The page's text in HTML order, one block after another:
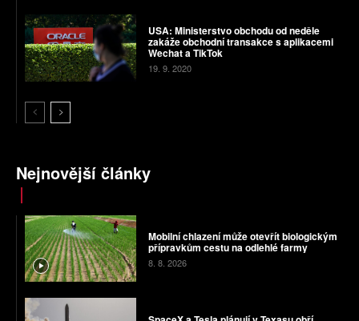
USA: Ministerstvo obchodu od neděle
zakáže obchodní transakce s aplikacemi
Wechat a TikTok
19. 9. 2020
Nejnovější články
Mobilní chlazení může otevřít biologickým
přípravkům cestu na odlehlé farmy
8. 8. 2026